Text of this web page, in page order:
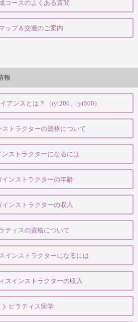
コースのよくある質問
ップ＆交通のご案内
報
アンスとは？（ryt200、ryt500）
ストラクターの資格について
ンストラクターになるには
インストラクターの年齢
インストラクターの収入
ティスの資格について
インストラクターになるには
スインストラクターの収入
ピラティス留学